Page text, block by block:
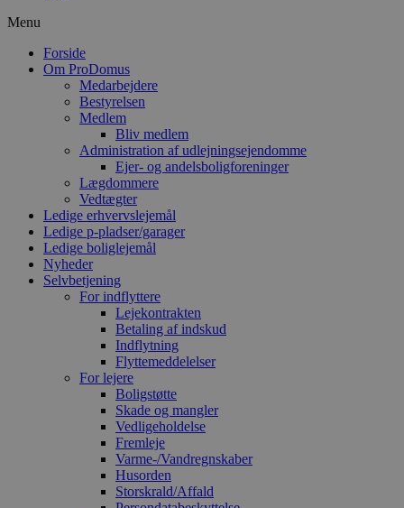
Menu
Forside
Om ProDomus
Medarbejdere
Bestyrelsen
Medlem
Bliv medlem
Administration af udlejningsejendomme
Ejer- og andelsboligforeninger
Lægdommere
Vedtægter
Ledige erhvervslejemål
Ledige p-pladser/garager
Ledige boliglejemål
Nyheder
Selvbetjening
For indflyttere
Lejekontrakten
Betaling af indskud
Indflytning
Flyttemeddelelser
For lejere
Boligstøtte
Skade og mangler
Vedligeholdelse
Fremleje
Varme-/Vandregnskaber
Husorden
Storskrald/Affald